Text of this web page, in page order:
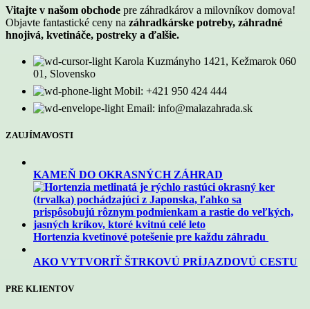
Vitajte v našom obchode pre záhradkárov a milovníkov domova!
Objavte fantastické ceny na záhradkárske potreby, záhradné
hnojivá, kvetináče, postreky a ďalšie.
Karola Kuzmányho 1421, Kežmarok 060
01, Slovensko
Mobil: +421 950 424 444
Email: info@malazahrada.sk
ZAUJÍMAVOSTI
KAMEŇ DO OKRASNÝCH ZÁHRAD
Hortenzia kvetinové potešenie pre každu záhradu
AKO VYTVORIŤ ŠTRKOVÚ PRÍJAZDOVÚ CESTU
PRE KLIENTOV